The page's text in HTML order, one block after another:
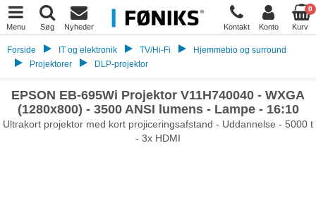
Menu Søg Nyheder Kontakt Konto
0
Kurv
Forside IT og elektronik TV/Hi-Fi
Hjemmebio og surround
Projektorer
DLP-projektor
EPSON EB-695Wi Projektor V11H740040 - WXGA
(1280x800) - 3500 ANSI lumens - Lampe - 16:10
Ultrakort projektor med kort projiceringsafstand - Uddannelse - 5000 t
- 3x HDMI